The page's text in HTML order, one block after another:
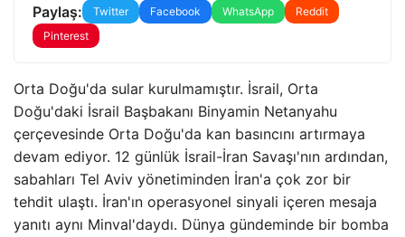
Paylaş: Twitter Facebook WhatsApp
Reddit
Pinterest
Orta Doğu'da sular kurulmamıştır. İsrail, Orta
Doğu'daki İsrail Başbakanı Binyamin Netanyahu
çerçevesinde Orta Doğu'da kan basıncını artırmaya
devam ediyor. 12 günlük İsrail-İran Savaşı'nın ardından,
sabahları Tel Aviv yönetiminden İran'a çok zor bir
tehdit ulaştı. İran'ın operasyonel sinyali içeren mesaja
yanıtı aynı Minval'daydı. Dünya gündeminde bir bomba